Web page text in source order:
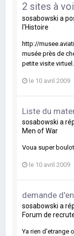
2 sites à
sosabowski a
l'Histoire
http://
musée près de
petite visite
le 10 avril 2009
Liste du
sosabowski a
Men of War
Voua super
le 10 avril 2009
demande
sosabowski a
Forum de
Ya rien d'etrange